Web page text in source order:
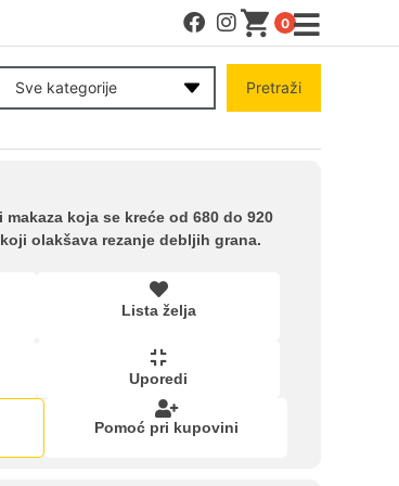
0
Sve kategorije Pretraži
koja se kreće od 680 do 920
olakšava rezanje debljih grana.
Lista želja
Uporedi
Pomoć pri kupovini
Račun
Upoređeni proizvodi